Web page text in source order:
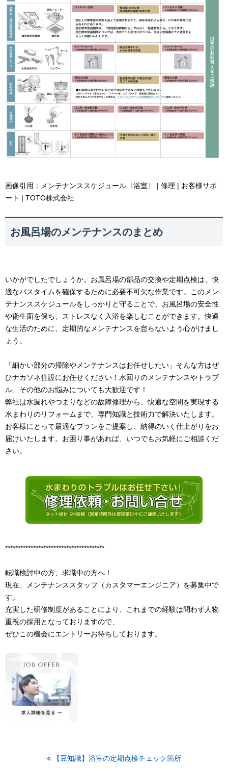
画像引用：
メンテナンススケジュール〈浴室〉 | 修理 | お客様サポ
ート | TOTO株式会社
お風呂場のメンテナンスのまとめ
いかがでしたでしょうか。お風呂場の部品の交換や定期点検は、快
適なバスタイムを確保するために必要不可欠な作業です。このメン
テナンススケジュールをしっかりと守ることで、お風呂場の安全性
や衛生面を保ち、ストレスなく入浴を楽しむことができます。快適
な生活のために、定期的なメンテナンスを怠らないよう心がけまし
ょう。
「細かい部分の掃除やメンテナンスはお任せしたい」そんな方はぜ
ひナカソネ住設にお任せください！水回りのメンテナンスやトラブ
ル、その他のお悩みについても大歓迎です！
弊社は水漏れやつまりなどの故障修理から、快適な空間を実現する
水まわりのリフォームまで、専門知識と技術力で解決いたします。
お客様にとって最適なプランをご提案し、納得のいく仕上がりをお
届けいたします。お困り事があれば、いつでもお気軽にご相談くだ
さい。
***************************************
転職検討中の方、求職中の方へ！
現在、メンテナンススタッフ（カスタマーエンジニア）を募集中で
す。
充実した研修制度があることにより、これまでの経験は問わず人物
重視の採用となっておりますので、
ぜひこの機会にエントリーお待ちしております。
【豆知識】浴室の定期点検チェック箇所